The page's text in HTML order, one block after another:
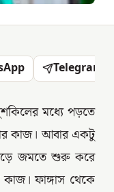
Telegram
মধ্যে পড়তে
কাজ। আবার একটু
জমতে শুরু করে
ফাঙ্গাস থেকে